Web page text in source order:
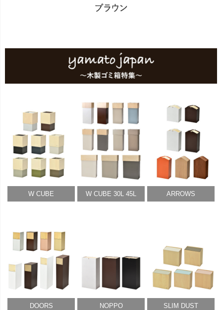
W CUBE W CUBE 30L 45L ARROWS
DOORS NOPPO SLIM DUST